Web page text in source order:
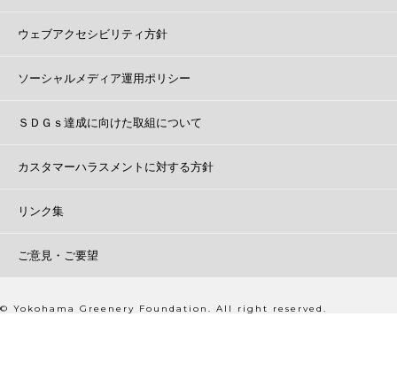
ウェブアクセシビリティ方針
ソーシャルメディア運用ポリシー
ＳＤＧｓ達成に向けた取組について
カスタマーハラスメントに対する方針
リンク集
ご意見・ご要望
© Yokohama Greenery Foundation. All right reserved.